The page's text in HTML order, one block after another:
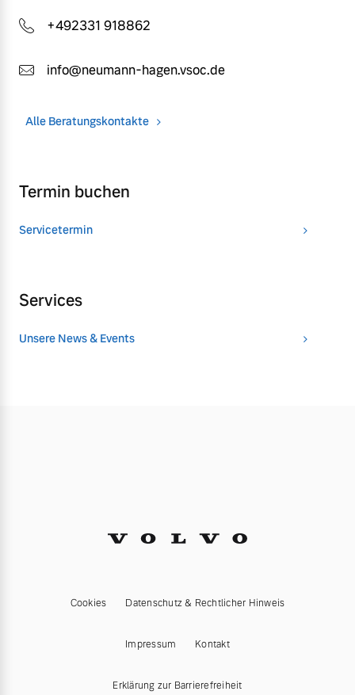
+492331 918862
info@neumann-hagen.vsoc.de
Alle Beratungskontakte
Termin buchen
Servicetermin
Services
Unsere News & Events
Cookies Datenschutz & Rechtlicher Hinweis
Impressum Kontakt
Erklärung zur Barrierefreiheit